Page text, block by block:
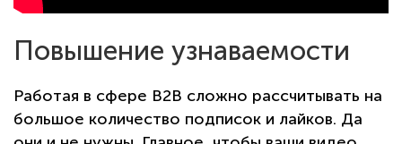
Повышение узнаваемости
Работая в сфере В2В сложно рассчитывать на
большое количество подписок и лайков. Да